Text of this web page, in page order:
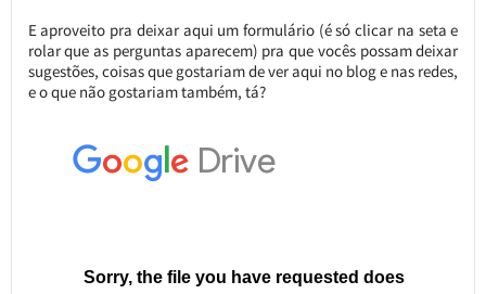
E aproveito pra deixar aqui um formulário (é só clicar na seta e
rolar que as perguntas aparecem) pra que vocês possam deixar
sugestões, coisas que gostariam de ver aqui no blog e nas redes,
e o que não gostariam também, tá?